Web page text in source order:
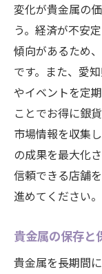
変化が貴金属の
う。経済が不安
傾向があるため
です。また、愛
やイベントを定
ことでお得に銀
市場情報を収集
の成果を最大化
信頼できる店舗
進めてください。
貴金属の保存と
貴金属を長期間